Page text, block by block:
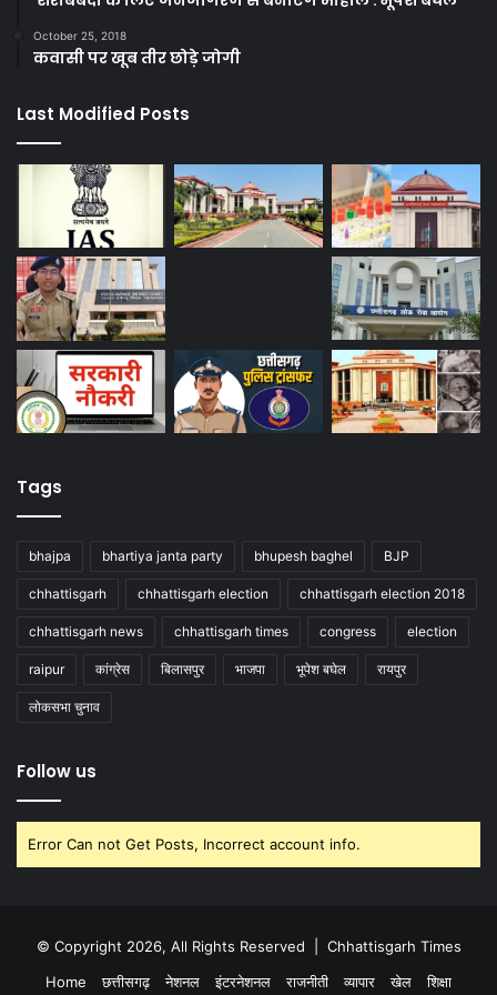
October 25, 2018
कवासी पर खूब तीर छोड़े जोगी
Last Modified Posts
Tags
bhajpa bhartiya janta party bhupesh baghel BJP
chhattisgarh chhattisgarh election chhattisgarh election 2018
chhattisgarh news chhattisgarh times congress election
raipur कांग्रेस बिलासपुर भाजपा भूपेश बघेल रायपुर
लोकसभा चुनाव
Follow us
Error Can not Get Posts, Incorrect account info.
© Copyright 2026, All Rights Reserved | Chhattisgarh Times
Home
छत्तीसगढ़ नेशनल इंटरनेशनल राजनीती व्यापार खेल शिक्षा